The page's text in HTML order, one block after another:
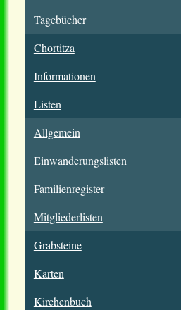
Tagebücher
Chortitza
Informationen
Listen
Allgemein
Einwanderungslisten
Familienregister
Mitgliederlisten
Grabsteine
Karten
Kirchenbuch